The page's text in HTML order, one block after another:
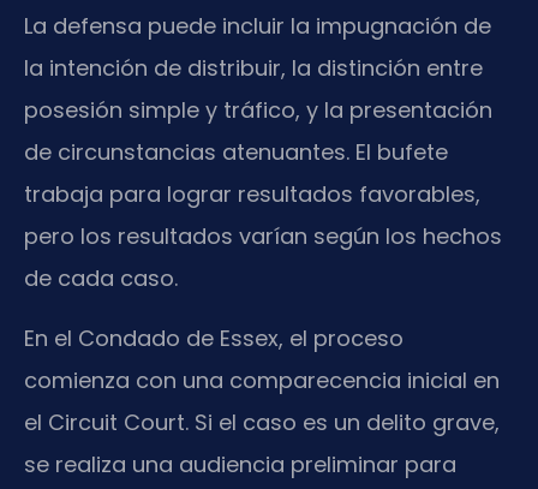
La defensa puede incluir la impugnación de
la intención de distribuir, la distinción entre
posesión simple y tráfico, y la presentación
de circunstancias atenuantes. El bufete
trabaja para lograr resultados favorables,
pero los resultados varían según los hechos
de cada caso.
En el Condado de Essex, el proceso
comienza con una comparecencia inicial en
el Circuit Court. Si el caso es un delito grave,
se realiza una audiencia preliminar para